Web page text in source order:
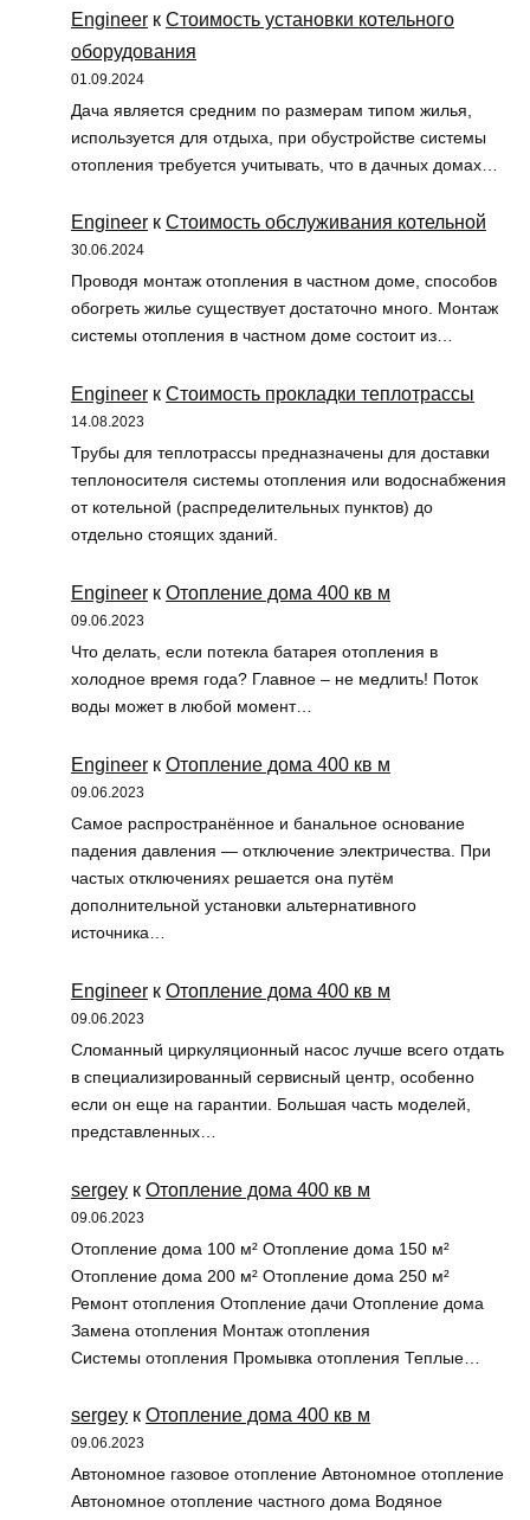
Engineer к Стоимость установки котельного
оборудования
01.09.2024
Дача является средним по размерам типом жилья,
используется для отдыха, при обустройстве системы
отопления требуется учитывать, что в дачных домах…
Engineer к Стоимость обслуживания котельной
30.06.2024
Проводя монтаж отопления в частном доме, способов
обогреть жилье существует достаточно много. Монтаж
системы отопления в частном доме состоит из…
Engineer к Стоимость прокладки теплотрассы
14.08.2023
Трубы для теплотрассы предназначены для доставки
теплоносителя системы отопления или водоснабжения
от котельной (распределительных пунктов) до
отдельно стоящих зданий.
Engineer к Отопление дома 400 кв м
09.06.2023
Что делать, если потекла батарея отопления в
холодное время года? Главное – не медлить! Поток
воды может в любой момент…
Engineer к Отопление дома 400 кв м
09.06.2023
Самое распространённое и банальное основание
падения давления — отключение электричества. При
частых отключениях решается она путём
дополнительной установки альтернативного
источника…
Engineer к Отопление дома 400 кв м
09.06.2023
Сломанный циркуляционный насос лучше всего отдать
в специализированный сервисный центр, особенно
если он еще на гарантии. Большая часть моделей,
представленных…
sergey к Отопление дома 400 кв м
09.06.2023
Отопление дома 100 м² Отопление дома 150 м²
Отопление дома 200 м² Отопление дома 250 м²
Ремонт отопления Отопление дачи Отопление дома
Замена отопления Монтаж отопления
Системы отопления Промывка отопления Теплые…
sergey к Отопление дома 400 кв м
09.06.2023
Автономное газовое отопление Автономное отопление
Автономное отопление частного дома Водяное